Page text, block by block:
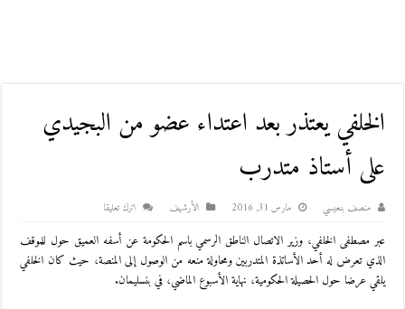
الخلفي يعتذر بعد اعتداء عضو من البجيدي
على أستاذ متدرب
منصف بنعيسي مارس 31, 2016 اﻷرشيف اترك تعليقا
عبر مصطفى الخلفي، وزير الاتصال الناطق الرسمي باسم الحكومة عن أسفه العميق حول للموقف
الذي تعرض له أحد الأساتذة المتدربين ومحاولة منعه من الوصول إلى المنصة، حيث كان الخلفي
يلقي عرضا حول الحصيلة الحكومية، نهاية الأسبوع الماضي، في بنسليمان.